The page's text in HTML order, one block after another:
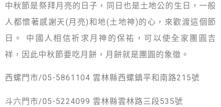
中秋節是祭拜月亮的日子，同日也是土地公的生日，一般
人都懷著感謝天(月亮)和地(土地神)的心，來歡渡這個節
日。 中國人相信祈求月神的保祐，可以使全家團圓吉
祥，因此中秋節要吃月餅，月餅就是團圓的象徵。
西螺門市/05-5861104 雲林縣西螺鎮平和南路215號
斗六門市/05-5224099 雲林縣雲林路三段535號